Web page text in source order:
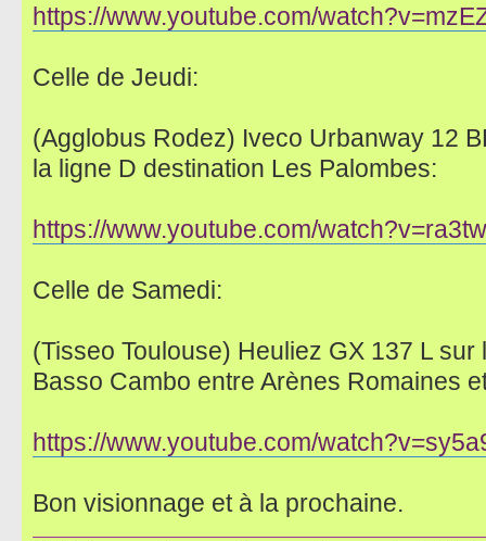
https://www.youtube.com/
Celle de Jeudi:
(Agglobus Rodez) Iveco Urbanway 12
la ligne D destination Les Palombes:
https://www.youtube.com/
Celle de Samedi:
(Tisseo Toulouse) Heuliez GX 137 L
Basso Cambo entre Arènes Romaines
https://www.youtube.com/
Bon visionnage et à la prochaine.